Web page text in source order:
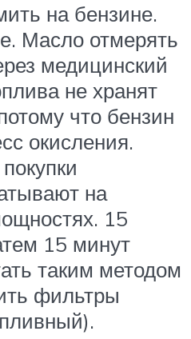
на бензине.
Масло отмерять
медицинский
не хранят
что бензин
окисления.
на
15
15 минут
таким методом
фильтры